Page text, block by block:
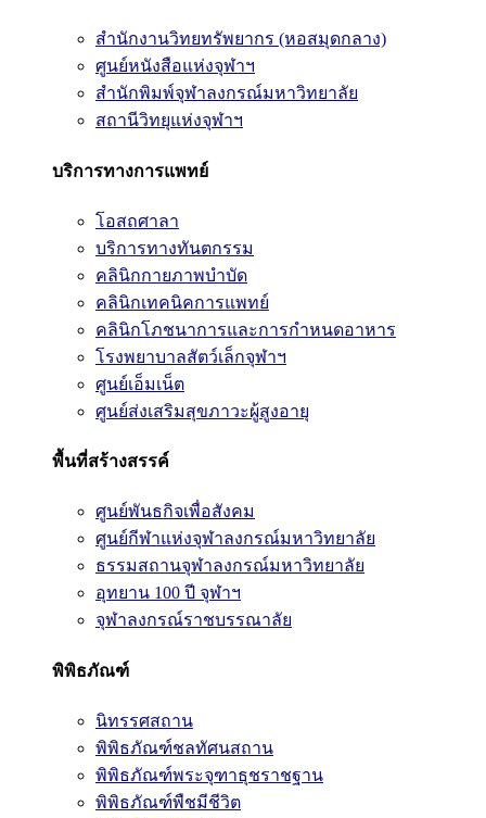
สำนักงานวิทยทรัพยากร (หอสมุดกลาง)
ศูนย์หนังสือแห่งจุฬาฯ
สำนักพิมพ์จุฬาลงกรณ์มหาวิทยาลัย
สถานีวิทยุแห่งจุฬาฯ
บริการทางการแพทย์
โอสถศาลา
บริการทางทันตกรรม
คลินิกกายภาพบำบัด
คลินิกเทคนิคการแพทย์
คลินิกโภชนาการและการกำหนดอาหาร
โรงพยาบาลสัตว์เล็กจุฬาฯ
ศูนย์เอ็มเน็ต
ศูนย์ส่งเสริมสุขภาวะผู้สูงอายุ
พื้นที่สร้างสรรค์
ศูนย์พันธกิจเพื่อสังคม
ศูนย์กีฬาแห่งจุฬาลงกรณ์มหาวิทยาลัย
ธรรมสถานจุฬาลงกรณ์มหาวิทยาลัย
อุทยาน 100 ปี จุฬาฯ
จุฬาลงกรณ์ราชบรรณาลัย
พิพิธภัณฑ์
นิทรรศสถาน
พิพิธภัณฑ์ชลทัศนสถาน
พิพิธภัณฑ์พระจุฑาธุชราชฐาน
พิพิธภัณฑ์พืชมีชีวิต